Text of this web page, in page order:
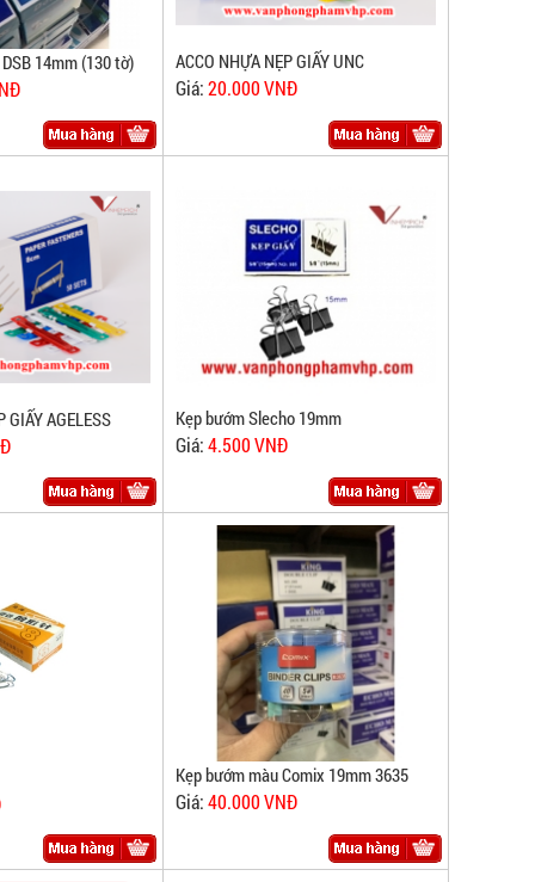
14mm (130 tờ) ACCO NHỰA NẸP GIẤY UNC
Giá:20.000 VNĐ
GIẤY AGELESS Kẹp bướm Slecho 19mm
Giá:4.500 VNĐ
Kẹp bướm màu Comix 19mm 3635
Giá:40.000 VNĐ